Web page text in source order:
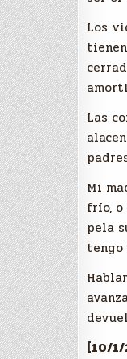
Los
Las
Mi
frío, o
pela
tengo
[10/1/